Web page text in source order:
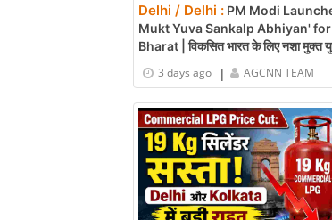
Delhi / Delhi : PM Modi
Mukt Yuva Sankalp Abhiyan'
Bharat | विकसित भारत के लिए नशा मुक्त
3 days ago
| AGCNN TEAM